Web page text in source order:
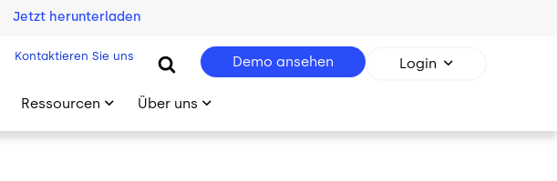
Jetzt herunterladen
Kontaktieren Sie uns Demo ansehen Login
Ressourcen Über uns